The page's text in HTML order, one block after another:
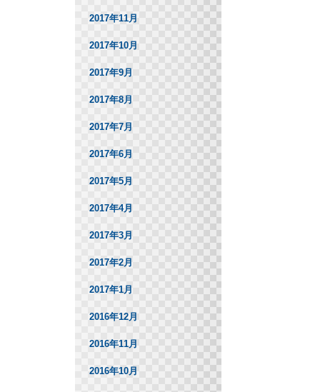
2017年11月
2017年10月
2017年9月
2017年8月
2017年7月
2017年6月
2017年5月
2017年4月
2017年3月
2017年2月
2017年1月
2016年12月
2016年11月
2016年10月